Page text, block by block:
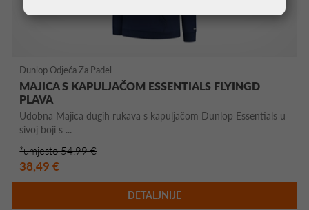
Dunlop Odjeća Za Padel
MAJICA S KAPULJAČOM ESSENTIALS FLYINGD
PLAVA
Udobna Majica dugih rukava s kapuljačom Dunlop Essentials u
sivoj boji s ...
*umjesto 54,99 €
38,49 €
DETALJNIJE